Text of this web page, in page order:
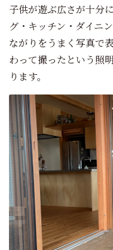
子供が遊ぶ広さが十分
グ・キッチン・ダイニ
ながりをうまく写真で
わって撮ったという照
ります。